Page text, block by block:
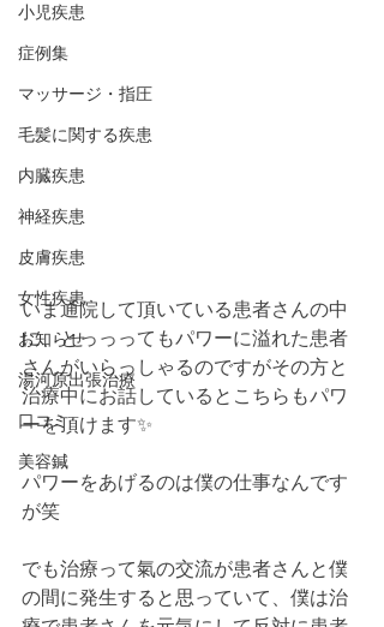
小児疾患
症例集
マッサージ・指圧
毛髪に関する疾患
内臓疾患
神経疾患
皮膚疾患
女性疾患
お知らせ
湯河原出張治療
口コミ
美容鍼
いま通院して頂いている患者さんの中
に、とっっってもパワーに溢れた患者
さんがいらっしゃるのですがその方と
治療中にお話しているとこちらもパワ
ーを頂けます✨
パワーをあげるのは僕の仕事なんです
が笑
でも治療って氣の交流が患者さんと僕
の間に発生すると思っていて、僕は治